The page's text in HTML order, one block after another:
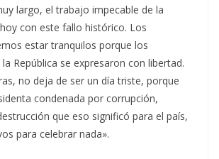
largo, el trabajo impecable de la
con este fallo histórico. Los
estar tranquilos porque los
República se expresaron con libertad.
no deja de ser un día triste, porque
condenada por corrupción,
que eso significó para el país,
para celebrar nada».